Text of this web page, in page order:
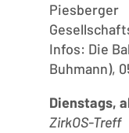
Piesberger
Infos: Die
Buhmann),
Dienstags,
ZirkOS-Treff